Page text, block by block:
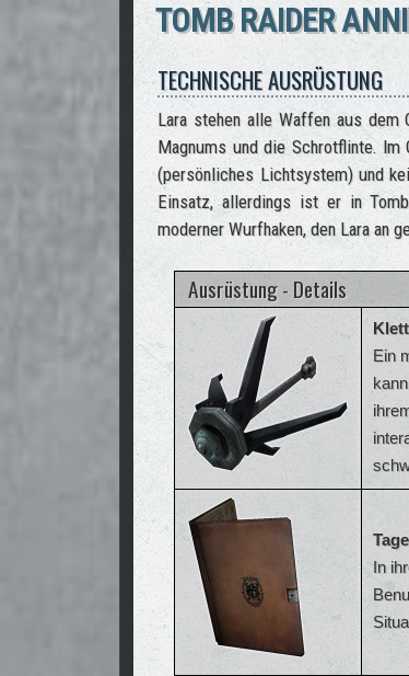
TOMB RAIDER
TECHNISCHE AUSRÜSTUNG
Lara stehen alle Waffen aus
Magnums und die Schrotflinte.
(persönliches Lichtsystem) und
Einsatz, allerdings ist er in
moderner Wurfhaken, den Lara an
Ausrüstung - Details
Ein
In